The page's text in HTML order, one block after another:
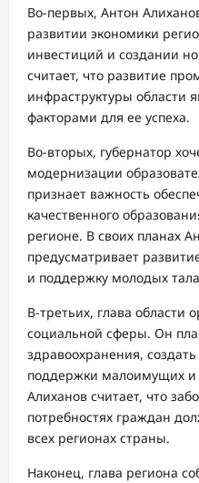
Во-первых, Антон
развитии экономики
инвестиций и создании
считает, что развитие
инфраструктуры области
факторами для ее успеха.
Во-вторых, губернатор
модернизации
признает важность
качественного
регионе. В своих планах
предусматривает
и поддержку молодых
В-третьих, глава области
социальной сферы. Он
здравоохранения,
поддержки малоимущих и
Алиханов считает, что
потребностях граждан
всех регионах страны.
Наконец, глава региона